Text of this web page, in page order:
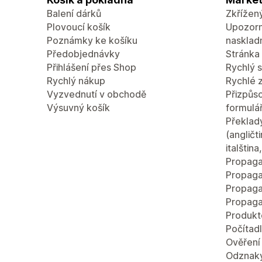
Balení dárků
Plovoucí košík
Poznámky ke košíku
Předobjednávky
Přihlášení přes Shop
Rychlý nákup
Vyzvednutí v obchodě
Výsuvný košík
Rychlý
Rychlé